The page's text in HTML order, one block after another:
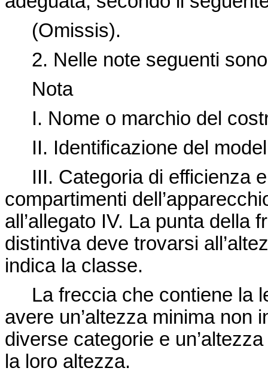
(Omissis).
2. Nelle note seguenti sono
Nota
I. Nome o marchio del
II. Identificazione del
III. Categoria di efficienza
compartimenti
all’allegato IV. La punta della
distintiva deve trovarsi
indica la classe.
La freccia che contiene la
avere un’altezza minima non
diverse categorie e
la loro altezza.